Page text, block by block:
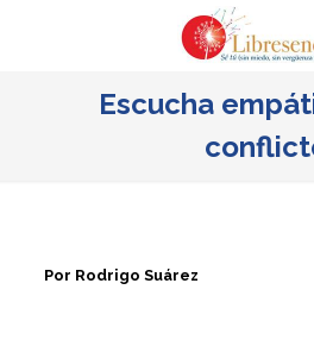
Escucha
Por Rodrigo Suárez